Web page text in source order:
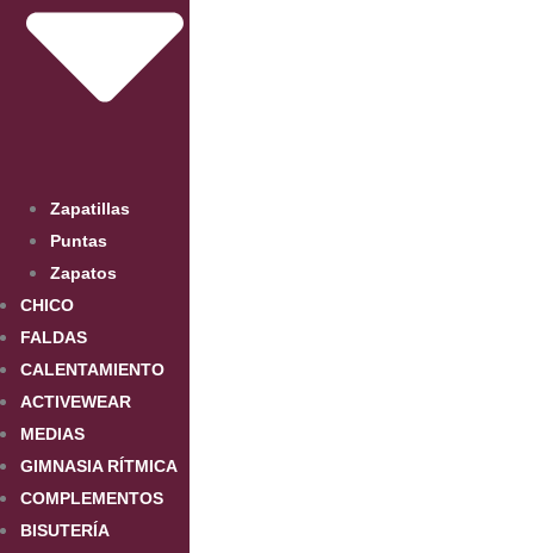
Zapatillas
Puntas
Zapatos
CHICO
FALDAS
CALENTAMIENTO
ACTIVEWEAR
MEDIAS
GIMNASIA RÍTMICA
COMPLEMENTOS
BISUTERÍA